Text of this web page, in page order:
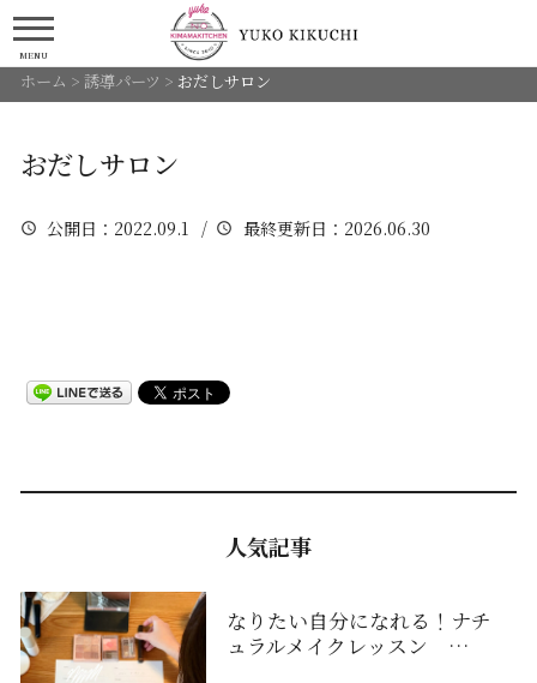
MENU
ホーム > 誘導パーツ > おだしサロン
おだしサロン
公開日 ：2022.09.1 / 最終更新日 ：2026.06.30
人気記事
なりたい自分になれる！ナチ
ュラルメイクレッスン …